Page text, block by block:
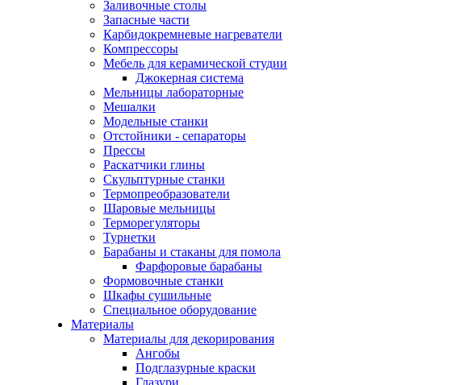
Заливочные столы
Запасные части
Карбидокремневые нагреватели
Компрессоры
Мебель для керамической студии
Джокерная система
Мельницы лабораторные
Мешалки
Модельные станки
Отстойники - сепараторы
Прессы
Раскатчики глины
Скульптурные станки
Термопреобразователи
Шаровые мельницы
Терморегуляторы
Турнетки
Барабаны и стаканы для помола
Фарфоровые барабаны
Формовочные станки
Шкафы сушильные
Специальное оборудование
Материалы
Материалы для декорирования
Ангобы
Подглазурные краски
Глазури